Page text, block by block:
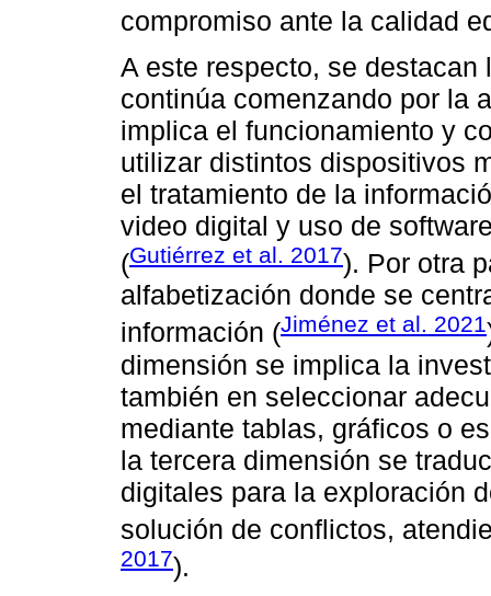
compromiso ante la calidad
A este respecto, se
continúa comenzando por la
implica el funcionamiento y
utilizar distintos dispositivos
el tratamiento de la
video digital y uso de
(Gutiérrez et al. 2017). Por otra
alfabetización donde se
información (Jiménez et al. 2021
dimensión se implica la
también en seleccionar
mediante tablas, gráficos o
la tercera dimensión se
digitales para la exploración
solución de conflictos,
2017).